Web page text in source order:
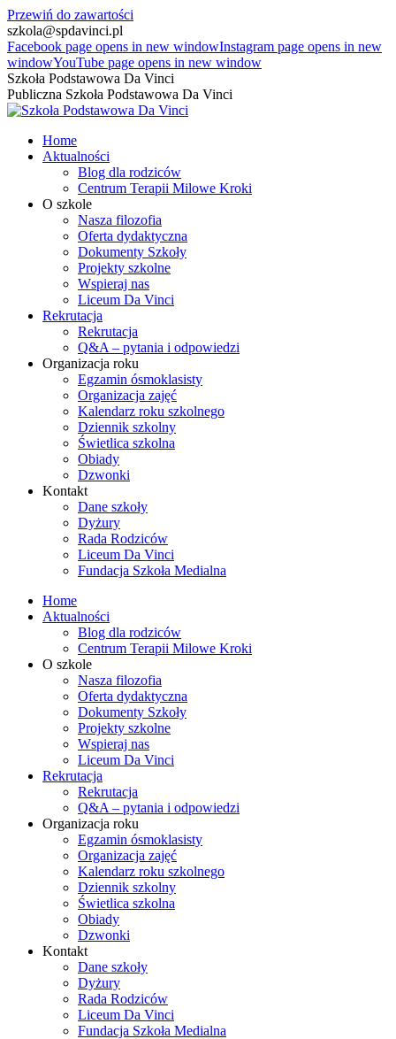
Przewiń do zawartości
szkola@spdavinci.pl
Facebook page opens in new windowInstagram page opens in new
windowYouTube page opens in new window
Szkoła Podstawowa Da Vinci
Publiczna Szkoła Podstawowa Da Vinci
Home
Aktualności
Blog dla rodziców
Centrum Terapii Milowe Kroki
O szkole
Nasza filozofia
Oferta dydaktyczna
Dokumenty Szkoły
Projekty szkolne
Wspieraj nas
Liceum Da Vinci
Rekrutacja
Rekrutacja
Q&A – pytania i odpowiedzi
Organizacja roku
Egzamin ósmoklasisty
Organizacja zajęć
Kalendarz roku szkolnego
Dziennik szkolny
Świetlica szkolna
Obiady
Dzwonki
Kontakt
Dane szkoły
Dyżury
Rada Rodziców
Liceum Da Vinci
Fundacja Szkoła Medialna
Home
Aktualności
Blog dla rodziców
Centrum Terapii Milowe Kroki
O szkole
Nasza filozofia
Oferta dydaktyczna
Dokumenty Szkoły
Projekty szkolne
Wspieraj nas
Liceum Da Vinci
Rekrutacja
Rekrutacja
Q&A – pytania i odpowiedzi
Organizacja roku
Egzamin ósmoklasisty
Organizacja zajęć
Kalendarz roku szkolnego
Dziennik szkolny
Świetlica szkolna
Obiady
Dzwonki
Kontakt
Dane szkoły
Dyżury
Rada Rodziców
Liceum Da Vinci
Fundacja Szkoła Medialna